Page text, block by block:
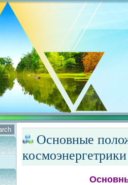
Основные
космоэнергетрики